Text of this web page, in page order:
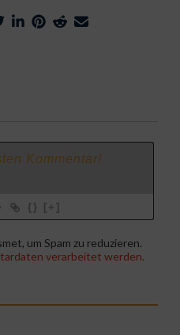
{} [+]
um Spam zu reduzieren.
verarbeitet werden.